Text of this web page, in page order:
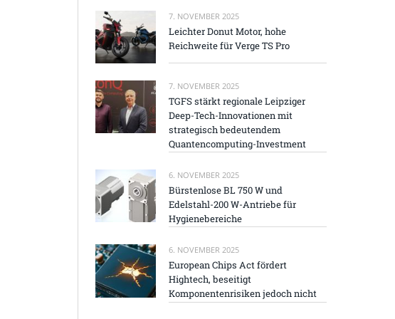
7. NOVEMBER 2025
Leichter Donut Motor, hohe
Reichweite für Verge TS Pro
7. NOVEMBER 2025
TGFS stärkt regionale Leipziger
Deep-Tech-Innovationen mit
strategisch bedeutendem
Quantencomputing-Investment
6. NOVEMBER 2025
Bürstenlose BL 750 W und
Edelstahl-200 W-Antriebe für
Hygienebereiche
6. NOVEMBER 2025
European Chips Act fördert
Hightech, beseitigt
Komponentenrisiken jedoch nicht